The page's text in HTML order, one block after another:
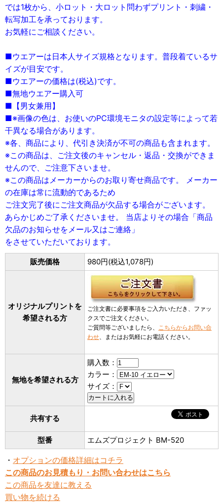
では1枚から、小ロット・大ロット問わずプリント・刺繍・
転写加工を承っております。
お気軽にご相談ください。
■ウエアーは日本人サイズ規格となります。普段着ているサ
イズが目安です。
■ウエアーの価格は(税込)です。
■無地ウエアー購入可
■【男女兼用】
■※画像の色は、お使いのPC環境モニタの設定等によって若
干異なる場合があります。
※各、商品により、代引き決済が不可の商品も含まれます。
※この商品は、ご注文後のキャンセル・返品・交換ができま
せんので、ご注意下さいませ。
※この商品はメーカーからのお取り寄せ商品です。 メーカー
の在庫は常に流動的であるため
ご注文完了後にご注文商品が欠品する場合がございます。
あらかじめご了承くださいませ。 当店よりその場合「商品
欠品のお知らせをメール又はご連絡」
をさせていただいております。
販売価格 980円(税込1,078円)
オリジナルプリントを
希望される方
ご注文書に必要事項をご入力いただき、ファッ
クスでご注文ください。
ご質問等ございましたら、 こちらからお問い合
わせ、またはお気軽にお電話ください。
無地を希望される方
購入数：
カラー：
サイズ：
共有する
型番 エムズプロジェクト BM-520
・ オプションの価格詳細はコチラ
この商品のお見積もり・お問い合わせはこちら
この商品を友達に教える
買い物を続ける